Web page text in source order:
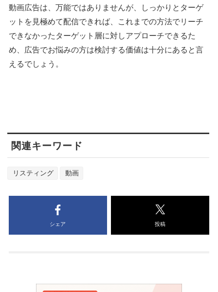
動画広告は、万能ではありませんが、しっかりとターゲ
ットを見極めて配信できれば、これまでの方法でリーチ
できなかったターゲット層に対しアプローチできるた
め、広告でお悩みの方は検討する価値は十分にあると言
えるでしょう。
関連キーワード
リスティング 動画
シェア 投稿